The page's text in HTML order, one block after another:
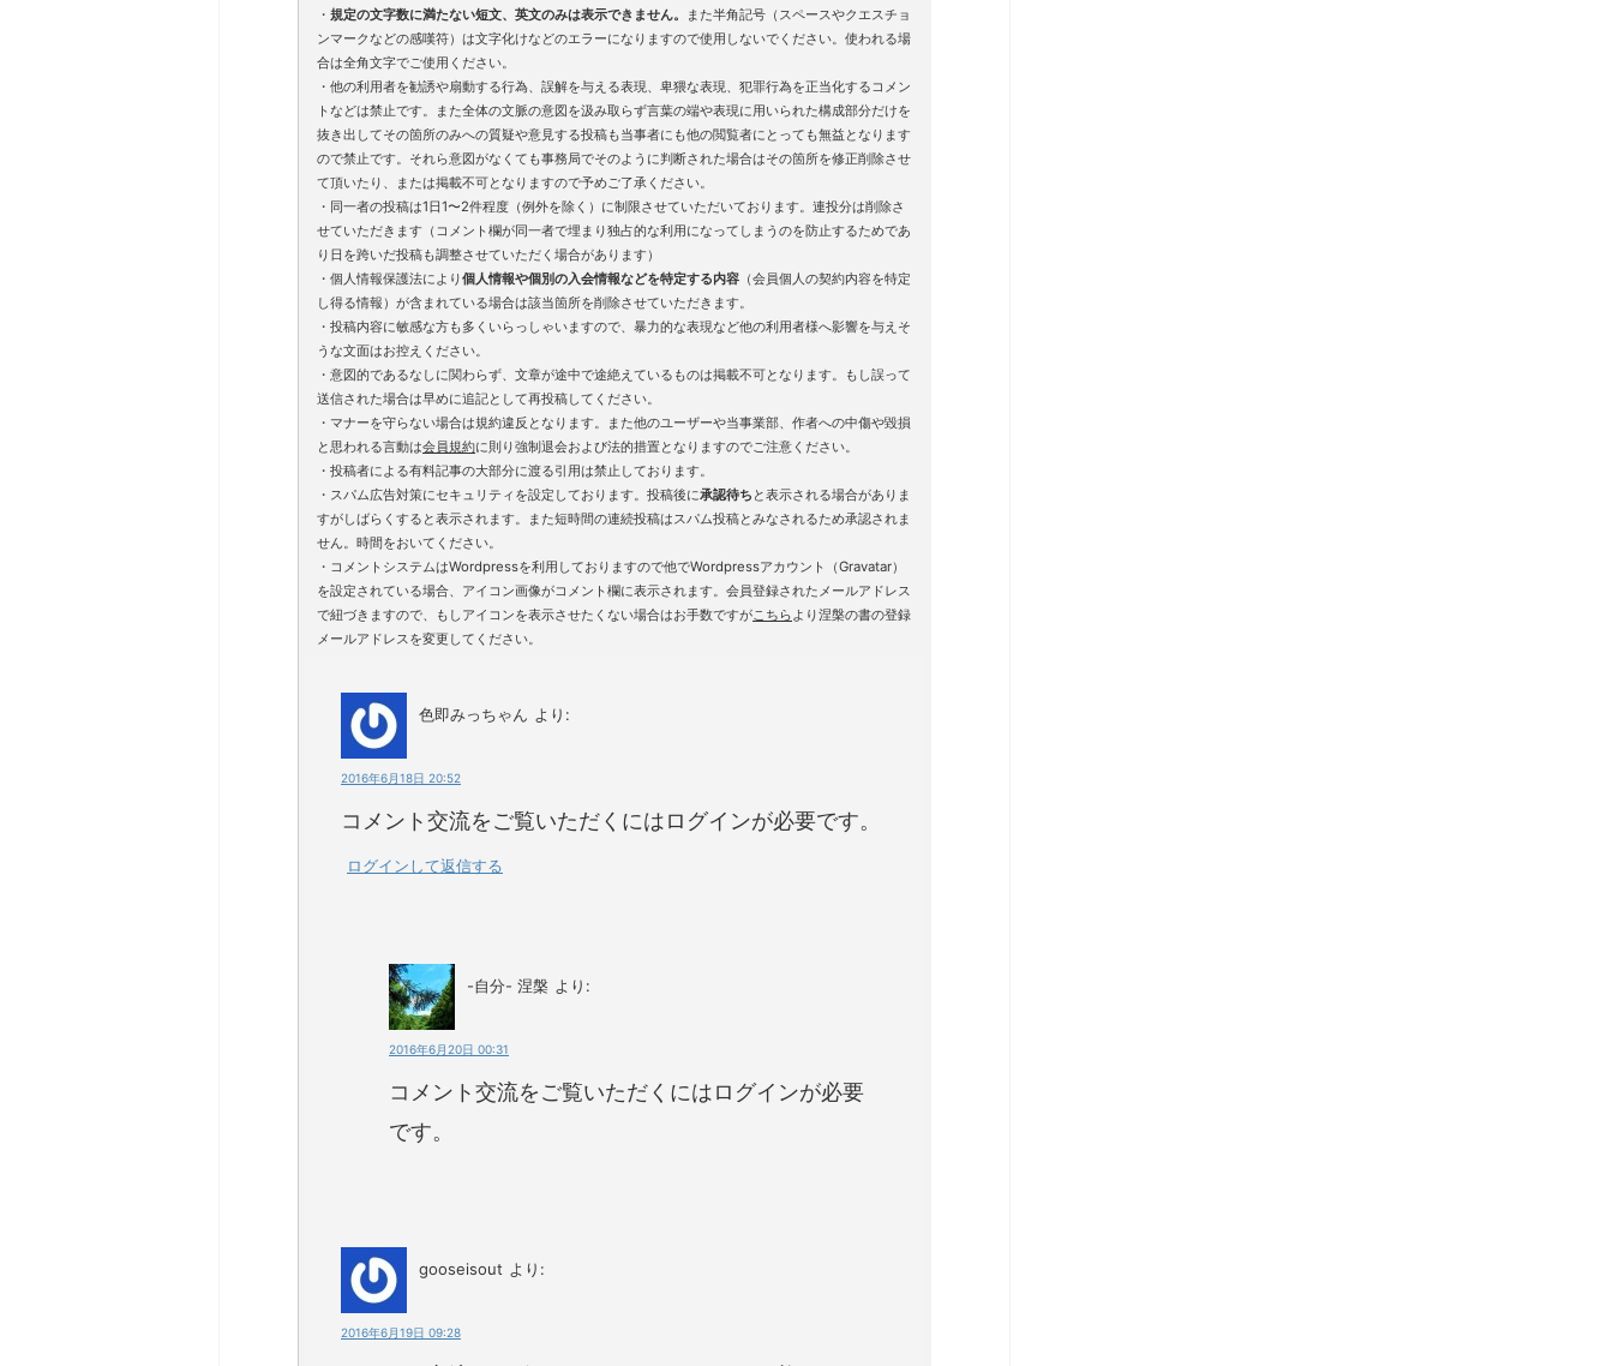
・ 規定の文字数に満たない短文、英文のみは表示できません。
また半角記号（スペースやクエスチョ
ンマークなどの感嘆符）は文字化けなどのエラーになりますので使用しないでください。使われる場
合は全角文字でご使用ください。
・他の利用者を勧誘や扇動する行為、誤解を与える表現、卑猥な表現、犯罪行為を正当化するコメン
トなどは禁止です。また全体の文脈の意図を汲み取らず言葉の端や表現に用いられた構成部分だけを
抜き出してその箇所のみへの質疑や意見する投稿も当事者にも他の閲覧者にとっても無益となります
ので禁止です。それら意図がなくても事務局でそのように判断された場合はその箇所を修正削除させ
て頂いたり、または掲載不可となりますので予めご了承ください。
・同一者の投稿は1日1〜2件程度（例外を除く）に制限させていただいております。連投分は削除さ
せていただきます（コメント欄が同一者で埋まり独占的な利用になってしまうのを防止するためであ
り日を跨いだ投稿も調整させていただく場合があります）
・個人情報保護法により個人情報や個別の入会情報などを特定する内容 （会員個人の契約内容を特定
し得る情報）が含まれている場合は該当箇所を削除させていただきます。
・投稿内容に敏感な方も多くいらっしゃいますので、暴力的な表現など他の利用者様へ影響を与えそ
うな文面はお控えください。
・意図的であるなしに関わらず、文章が途中で途絶えているものは掲載不可となります。もし誤って
送信された場合は早めに追記として再投稿してください。
・マナーを守らない場合は規約違反となります。また他のユーザーや当事業部、作者への中傷や毀損
と思われる言動は会員規約に則り強制退会および法的措置となりますのでご注意ください。
・投稿者による有料記事の大部分に渡る引用は禁止しております。
・スパム広告対策にセキュリティを設定しております。投稿後に承認待ち と表示される場合がありま
すがしばらくすると表示されます。また短時間の連続投稿はスパム投稿とみなされるため承認されま
せん。時間をおいてください。
・コメントシステムはWordpressを利用しておりますので他でWordpressアカウント（Gravatar）
を設定されている場合、アイコン画像がコメント欄に表示されます。会員登録されたメールアドレス
で紐づきますので、もしアイコンを表示させたくない場合はお手数ですがこちら より涅槃の書の登録
メールアドレスを変更してください。
色即みっちゃん より:
2016年6月18日 20:52
コメント交流をご覧いただくにはログインが必要です。
ログインして返信する
-自分- 涅槃 より:
2016年6月20日 00:31
コメント交流をご覧いただくにはログインが必要
です。
gooseisout より:
2016年6月19日 09:28